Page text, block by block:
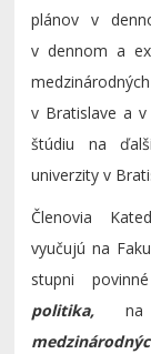
plánov v
v dennom a
v Bratislave a
štúdiu na
univerzity v
Členovia
vyučujú na
stupni
politika,